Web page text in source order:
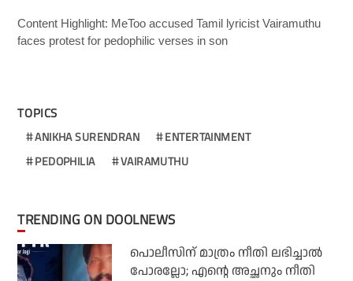
Content Highlight: MeToo accused Tamil lyricist Vairamuthu
faces protest for pedophilic verses in son
TOPICS
ANIKHA SURENDRAN
ENTERTAINMENT
PEDOPHILIA
VAIRAMUTHU
TRENDING ON DOOLNEWS
പൊലീസിന് മാത്രം നീതി ലഭിച്ചാല്‍
പോരല്ലോ; എന്റെ അച്ഛനും നീതി